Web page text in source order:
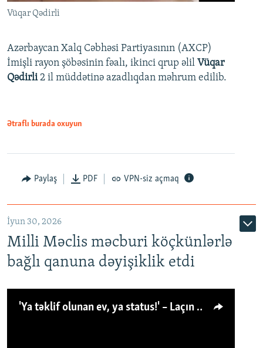
Vüqar Qədirli
Azərbaycan Xalq Cəbhəsi Partiyasının (AXCP)
İmişli rayon şöbəsinin fəalı, ikinci qrup əlil Vüqar
Qədirli2 il müddətinə azadlıqdan məhrum edilib.
Ətraflı burada oxuyun
Paylaş PDF VPN-siz açmaq
İyun 30, 2026
Milli Məclis məcburi köçkünlərlə
bağlı qanuna dəyişiklik etdi
'Ya təklif olunan ev, ya status!' – Laçın köçkünü: 'Laçından başqa heç hara!'